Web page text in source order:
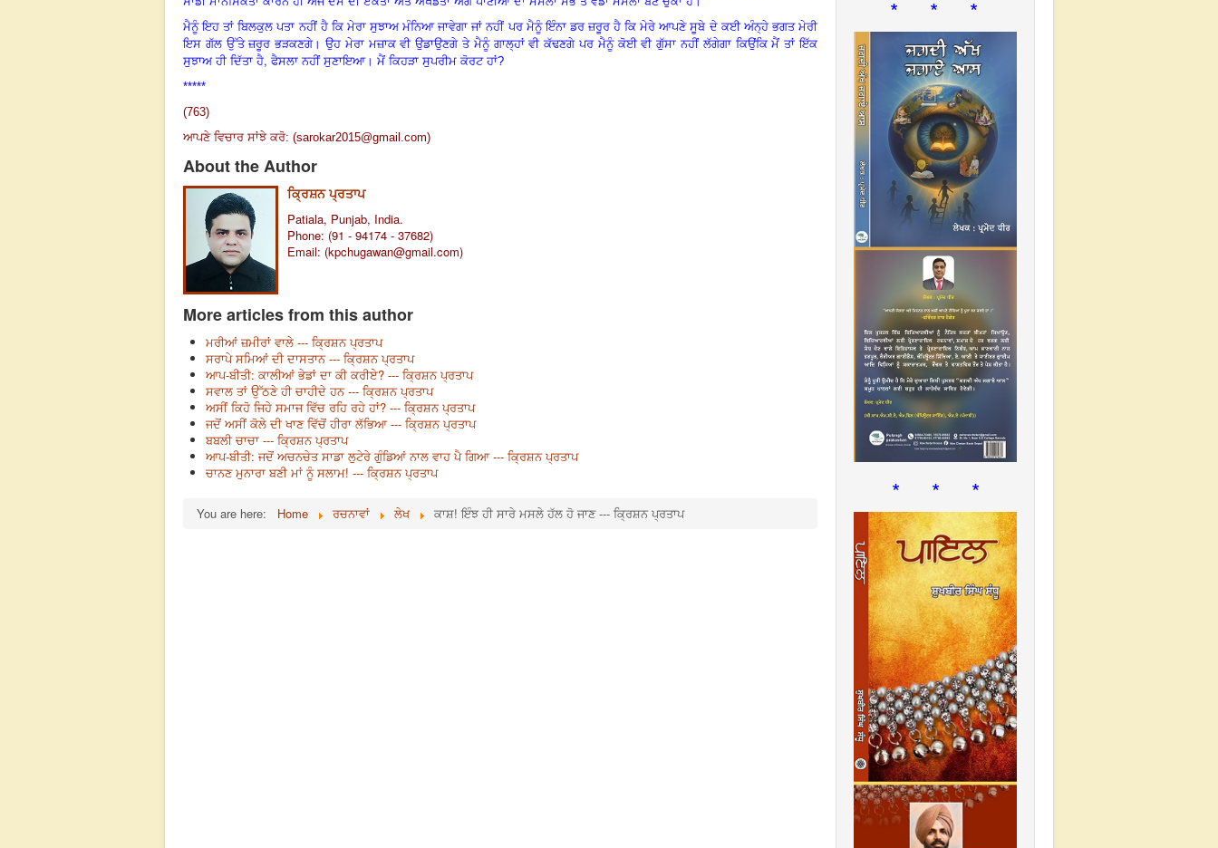
ਮੈਨੂੰ ਇਹ ਤਾਂ ਬਿਲਕੁਲ ਪਤਾ ਨਹੀਂ ਹੈ ਕਿ ਮੇਰਾ ਸੁਝਾਅ ਮੰਨਿਆ ਜਾਵੇਗਾ ਜਾਂ ਨਹੀਂ ਪਰ ਮੈਨੂੰ ਇੰਨਾ ਡਰ ਜ਼ਰੂਰ ਹੈ ਕਿ ਮੇਰੇ ਆਪਣੇ ਸੂਬੇ ਦੇ ਕਈ ਅੰਨ੍ਹੇ ਭਗਤ ਮੇਰੀ
ਇਸ ਗੱਲ ਉੱਤੇ ਜ਼ਰੂਰ ਭੜਕਣਗੇ। ਉਹ ਮੇਰਾ ਮਜ਼ਾਕ ਵੀ ਉਡਾਉਣਗੇ ਤੇ ਮੈਨੂੰ ਗਾਲ੍ਹਾਂ ਵੀ ਕੱਢਣਗੇ ਪਰ ਮੈਨੂੰ ਕੋਈ ਵੀ ਗੁੱਸਾ ਨਹੀਂ ਲੱਗੇਗਾ ਕਿਉਂਕਿ ਮੈਂ ਤਾਂ ਇੱਕ
ਸੁਝਾਅ ਹੀ ਦਿੱਤਾ ਹੈ, ਫੈਸਲਾ ਨਹੀਂ ਸੁਣਾਇਆ। ਮੈਂ ਕਿਹੜਾ ਸੁਪਰੀਮ ਕੋਰਟ ਹਾਂ?
*****
(763)
ਆਪਣੇ ਵਿਚਾਰ ਸਾਂਝੇ ਕਰੋ: (sarokar2015@gmail.com)
About the Author
ਕ੍ਰਿਸ਼ਨ ਪ੍ਰਤਾਪ
Patiala, Punjab, India.
Phone: (91 - 94174 - 37682)
Email: (kpchugawan@gmail.com)
More articles from this author
ਮਰੀਆਂ ਜ਼ਮੀਰਾਂ ਵਾਲੇ --- ਕ੍ਰਿਸ਼ਨ ਪ੍ਰਤਾਪ
ਸਰਾਪੇ ਸਮਿਆਂ ਦੀ ਦਾਸਤਾਨ --- ਕ੍ਰਿਸ਼ਨ ਪ੍ਰਤਾਪ
ਆਪ-ਬੀਤੀ: ਕਾਲੀਆਂ ਭੇਡਾਂ ਦਾ ਕੀ ਕਰੀਏ? --- ਕ੍ਰਿਸ਼ਨ ਪ੍ਰਤਾਪ
ਸਵਾਲ ਤਾਂ ਉੱਠਣੇ ਹੀ ਚਾਹੀਦੇ ਹਨ --- ਕ੍ਰਿਸ਼ਨ ਪ੍ਰਤਾਪ
ਅਸੀਂ ਕਿਹੋ ਜਿਹੇ ਸਮਾਜ ਵਿੱਚ ਰਹਿ ਰਹੇ ਹਾਂ? --- ਕ੍ਰਿਸ਼ਨ ਪ੍ਰਤਾਪ
ਜਦੋਂ ਅਸੀਂ ਕੋਲੇ ਦੀ ਖਾਣ ਵਿੱਚੋਂ ਹੀਰਾ ਲੱਭਿਆ --- ਕ੍ਰਿਸ਼ਨ ਪ੍ਰਤਾਪ
ਬਬਲੀ ਚਾਚਾ --- ਕ੍ਰਿਸ਼ਨ ਪ੍ਰਤਾਪ
ਆਪ-ਬੀਤੀ: ਜਦੋਂ ਅਚਨਚੇਤ ਸਾਡਾ ਲੁਟੇਰੇ ਗੁੰਡਿਆਂ ਨਾਲ ਵਾਹ ਪੈ ਗਿਆ --- ਕ੍ਰਿਸ਼ਨ ਪ੍ਰਤਾਪ
ਚਾਨਣ ਮੁਨਾਰਾ ਬਣੀ ਮਾਂ ਨੂੰ ਸਲਾਮ! --- ਕ੍ਰਿਸ਼ਨ ਪ੍ਰਤਾਪ
You are here: Home ਰਚਨਾਵਾਂ ਲੇਖ ਕਾਸ਼! ਇੰਝ ਹੀ ਸਾਰੇ ਮਸਲੇ ਹੱਲ ਹੋ ਜਾਣ --- ਕ੍ਰਿਸ਼ਨ ਪ੍ਰਤਾਪ
* * *
* * *